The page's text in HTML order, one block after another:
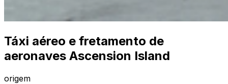
Táxi aéreo e fretamento de
aeronaves Ascension Island
origem